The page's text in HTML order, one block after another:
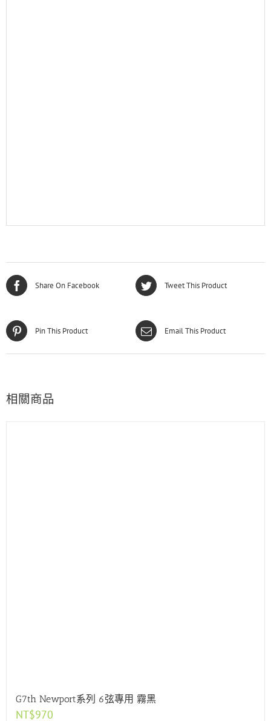
Share On Facebook Tweet This Product
Pin This Product Email This Product
相關商品
G7th Newport系列 6弦專用 霧黑
NT$970